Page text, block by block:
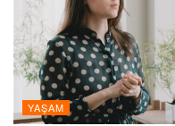
YAŞAM